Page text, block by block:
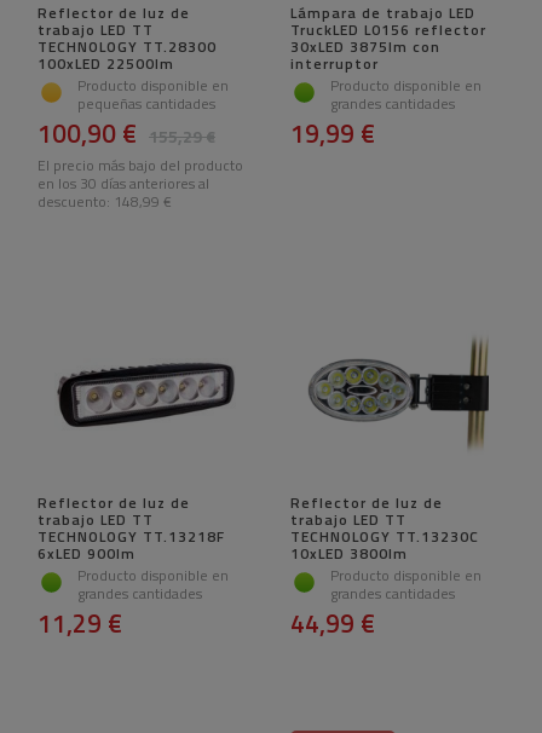
Reflector de luz de
trabajo LED TT
TECHNOLOGY TT.28300
100xLED 22500lm
Producto disponible en
pequeñas cantidades
155,29 €
100,90 €
El precio más bajo del producto
en los 30 días anteriores al
descuento: 148,99 €
Lámpara de trabajo LED
TruckLED L0156 reflector
30xLED 3875lm con
interruptor
Producto disponible en
grandes cantidades
19,99 €
Reflector de luz de
trabajo LED TT
TECHNOLOGY TT.13218F
6xLED 900lm
Producto disponible en
grandes cantidades
11,29 €
Reflector de luz de
trabajo LED TT
TECHNOLOGY TT.13230C
10xLED 3800lm
Producto disponible en
grandes cantidades
44,99 €